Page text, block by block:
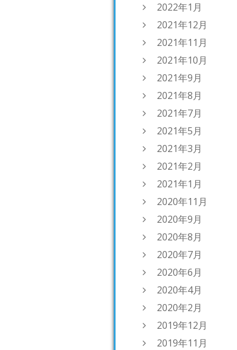
2022年1月
2021年12月
2021年11月
2021年10月
2021年9月
2021年8月
2021年7月
2021年5月
2021年3月
2021年2月
2021年1月
2020年11月
2020年9月
2020年8月
2020年7月
2020年6月
2020年4月
2020年2月
2019年12月
2019年11月